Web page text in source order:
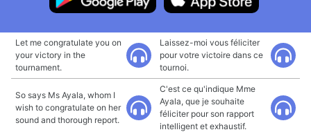
Let me congratulate you on
your victory in the
tournament.
Laissez-moi vous féliciter
pour votre victoire dans ce
tournoi.
So says Ms Ayala, whom I
wish to congratulate on her
sound and thorough report.
C'est ce qu'indique Mme
Ayala, que je souhaite
féliciter pour son rapport
intelligent et exhaustif.